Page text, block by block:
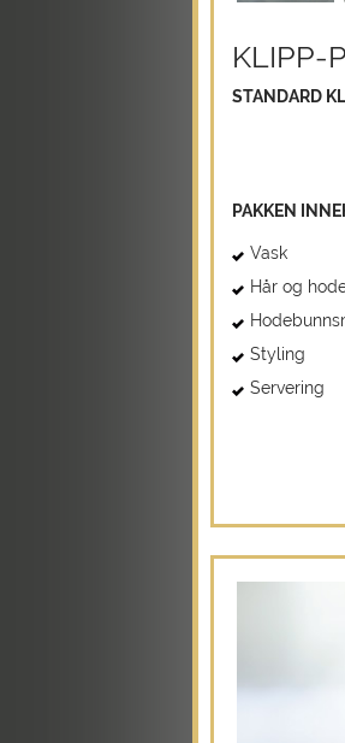
KLIPP-
STANDARD
PAKKEN
Vask
Hår og
Styling
Servering